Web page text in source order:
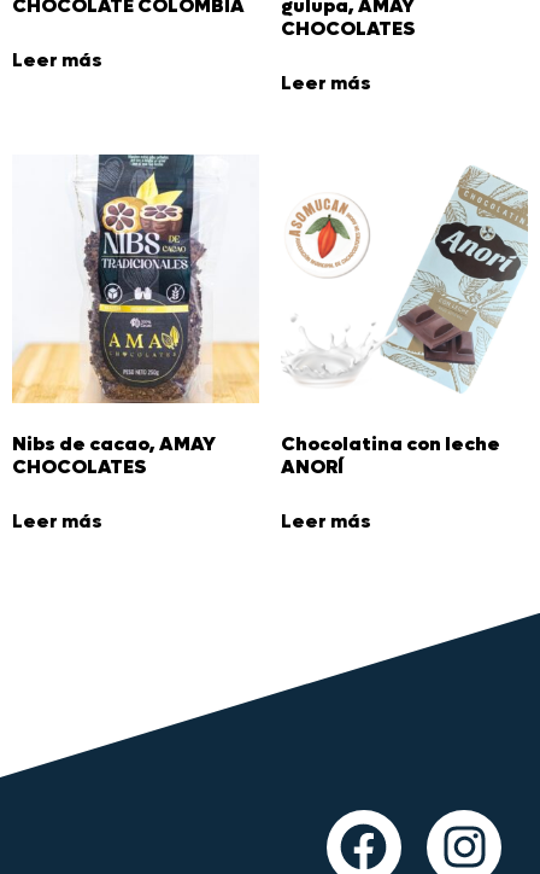
Leer más
CHOCOLATES
Leer más
Nibs de cacao, AMAY
CHOCOLATES
Leer más
Chocolatina con leche
ANORÍ
Leer más